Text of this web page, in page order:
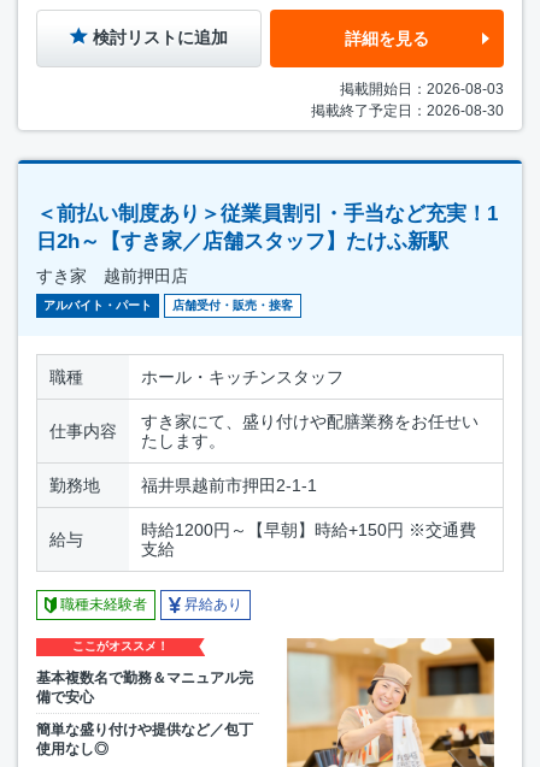
検討リストに追加 詳細を見る
掲載開始日：2026-08-03
掲載終了予定日：2026-08-30
＜前払い制度あり＞従業員割引・手当など充実！1
日2h～【すき家／店舗スタッフ】たけふ新駅
すき家 越前押田店
アルバイト・パート 店舗受付・販売・接客
職種 ホール・キッチンスタッフ
仕事内容
すき家にて、盛り付けや配膳業務をお任せい
たします。
勤務地 福井県越前市押田2-1-1
給与
時給1200円～【早朝】時給+150円 ※交通費
支給
職種未経験者 昇給あり
ここがオススメ！
基本複数名で勤務＆マニュアル完
備で安心
簡単な盛り付けや提供など／包丁
使用なし◎